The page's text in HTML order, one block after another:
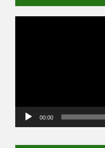
00:00